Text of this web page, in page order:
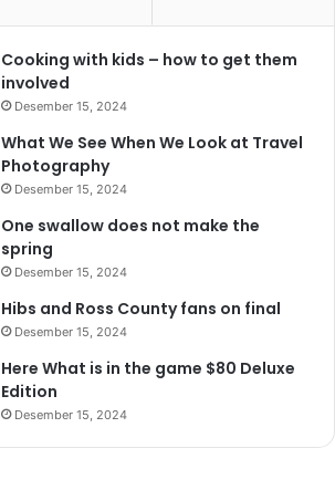
Cooking with kids – how to get them
involved
Desember 15, 2024
What We See When We Look at Travel
Photography
Desember 15, 2024
One swallow does not make the
spring
Desember 15, 2024
Hibs and Ross County fans on final
Desember 15, 2024
Here What is in the game $80 Deluxe
Edition
Desember 15, 2024